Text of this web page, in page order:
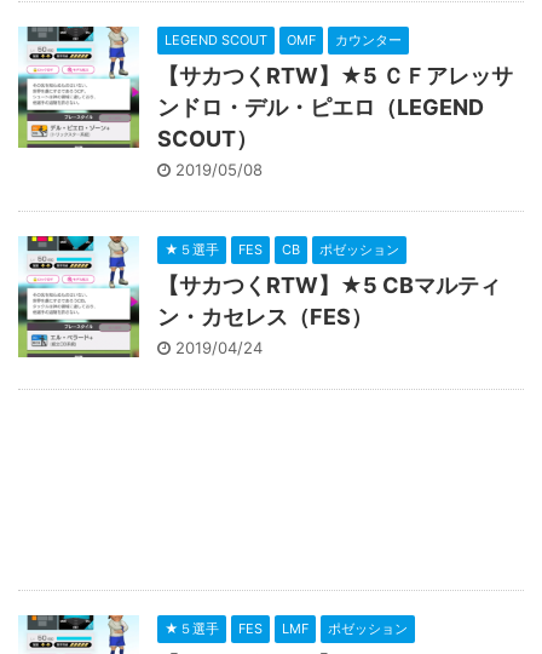
LEGEND SCOUT OMF カウンター
【サカつくRTW】★5 ＣＦアレッサ
ンドロ・デル・ピエロ（LEGEND
SCOUT）
2019/05/08
★５選手 FES CB ポゼッション
【サカつくRTW】★5 CBマルティ
ン・カセレス（FES）
2019/04/24
★５選手 FES LMF ポゼッション